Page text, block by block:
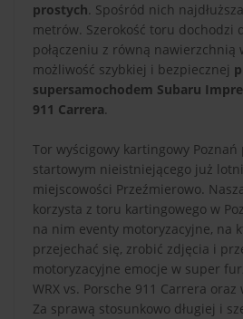
prostych. Spośród nich
metrów. Szerokość toru dochodzi
połączeniu z równą nawierzchnią
możliwość szybkiej i bezpiecznej
supersamochodem Subaru
911 Carrera.
Tor wyścigowy kartingowy Poznań
startowym nieistniejącego już
miejscowości Przeźmierowo.
korzysta z toru kartingowego w
na nim eventy motoryzacyjne, na
przejechać się, zrobić zdjęcia i
motoryzacyjne emocje w super
WRX vs. Porsche 911 Carrera
Za sprawą stosunkowo długiej i